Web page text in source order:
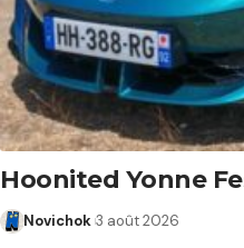
Hoonited Yonne
Novichok 3 août 2026